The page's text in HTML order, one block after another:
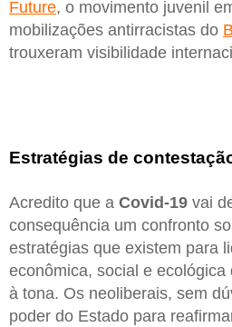
Future, o movimento juvenil
mobilizações antirracistas do
trouxeram visibilidade
Estratégias de
Acredito que a Covid-19 vai
consequência um confronto
estratégias que existem para
econômica, social e
à tona. Os neoliberais, sem
poder do Estado para